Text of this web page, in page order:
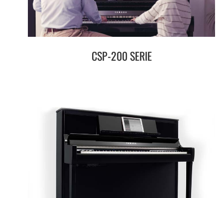
CSP-200 SERIE